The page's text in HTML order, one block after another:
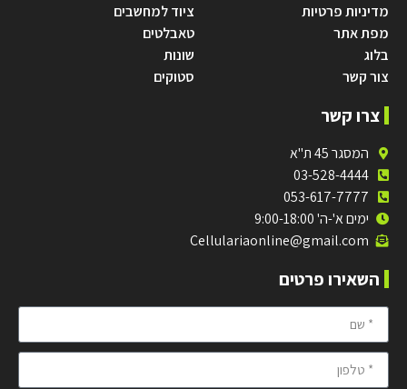
מדיניות פרטיות
מפת אתר
בלוג
צור קשר
ציוד למחשבים
טאבלטים
שונות
סטוקים
צרו קשר
המסגר 45 ת"א
03-528-4444
053-617-7777
ימים א'-ה' 9:00-18:00
Cellulariaonline@gmail.com
השאירו פרטים